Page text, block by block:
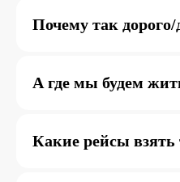
Почему так
А где мы будем
Какие рейсы взять